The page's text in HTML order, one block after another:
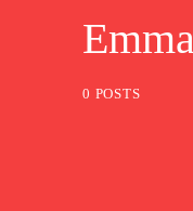
0 POSTS